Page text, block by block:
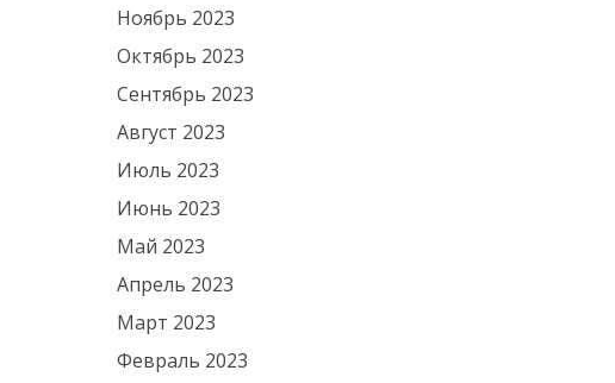
Ноябрь 2023
Октябрь 2023
Сентябрь 2023
Август 2023
Июль 2023
Июнь 2023
Май 2023
Апрель 2023
Март 2023
Февраль 2023